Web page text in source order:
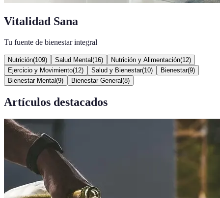
Vitalidad Sana
Tu fuente de bienestar integral
Nutrición(109) Salud Mental (16) Nutrición y Alimentación(12)
Ejercicio y Movimiento(12) Salud y Bienestar(10) Bienestar(9)
Bienestar Mental (9) Bienestar General (8)
Artículos destacados